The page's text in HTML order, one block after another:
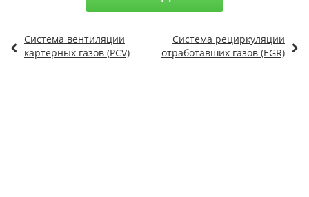
Система вентиляции
картерных газов (PCV)
Система рециркуляции
отработавших газов (EGR)